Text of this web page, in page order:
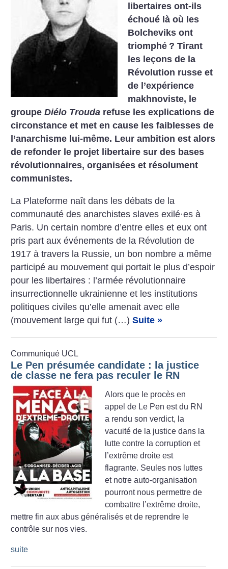
libertaires ont-ils
échoué là où les
Bolcheviks ont
triomphé ? Tirant
les leçons de la
Révolution russe et
de l’expérience
makhnoviste, le
groupeDiélo Trouda refuse les explications de
circonstance et met en cause les faiblesses de
l’anarchisme lui-même. Leur ambition est alors
de refonder le projet libertaire sur des bases
révolutionnaires, organisées et résolument
communistes.
La Plateforme naît dans les débats de la
communauté des anarchistes slaves exilé·es à
Paris. Un certain nombre d’entre elles et eux ont
pris part aux événements de la Révolution de
1917 à travers la Russie, un bon nombre a même
participé au mouvement qui portait le plus d’espoir
pour les libertaires : l’armée révolutionnaire
insurrectionnelle ukrainienne et les institutions
politiques civiles qu’elle amenait avec elle
(mouvement large qui fut (…)Suite »
Communiqué UCL
Le Pen présumée candidate : la justice
de classe ne fera pas reculer le RN
Alors que le procès en
appel de Le Pen est du RN
a rendu son verdict, la
vacuité de la justice dans la
lutte contre la corruption et
l’extrême droite est
flagrante. Seules nos luttes
et notre auto-organisation
pourront nous permettre de
combattre l’extrême droite,
mettre fin aux abus généralisés et de reprendre le
contrôle sur nos vies.
suite